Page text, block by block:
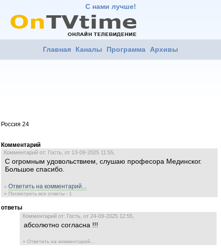
С нами лучше!
Главная Каналы Программа Архивы
Россия 24
Комментарий
Комментарий от: Гость, от 13-09-2025 11:55,
С огромным удовольствием, слушаю професора Мединског.
Большое спасибо.
» Ответить на комментарий...
» Посмотреть все ответы - 1
ответы
Комментарий от: Гость, от 24-09-2025 12:55,
абсолютно согласна !!!
» Ответить на комментарий...